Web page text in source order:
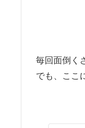
毎回面倒く
でも、ここ